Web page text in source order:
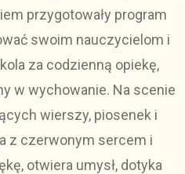
przygotowały program
swoim nauczycielom i
za codzienną opiekę,
w wychowanie. Na scenie
wierszy, piosenek i
z czerwonym sercem i
otwiera umysł, dotyka